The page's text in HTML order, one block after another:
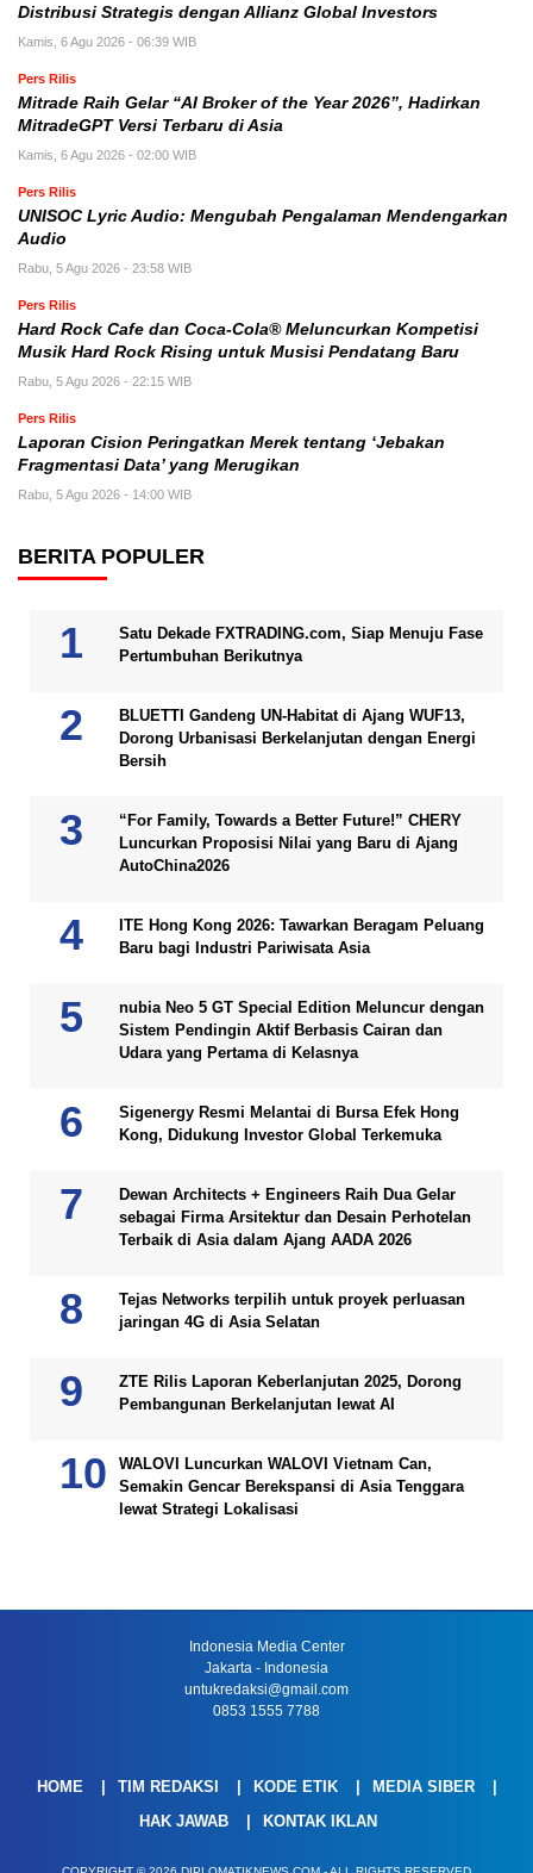
Distribusi Strategis dengan Allianz Global Investors
Kamis, 6 Agu 2026 - 06:39 WIB
Pers Rilis
Mitrade Raih Gelar “AI Broker of the Year 2026”, Hadirkan
MitradeGPT Versi Terbaru di Asia
Kamis, 6 Agu 2026 - 02:00 WIB
Pers Rilis
UNISOC Lyric Audio: Mengubah Pengalaman Mendengarkan
Audio
Rabu, 5 Agu 2026 - 23:58 WIB
Pers Rilis
Hard Rock Cafe dan Coca-Cola® Meluncurkan Kompetisi
Musik Hard Rock Rising untuk Musisi Pendatang Baru
Rabu, 5 Agu 2026 - 22:15 WIB
Pers Rilis
Laporan Cision Peringatkan Merek tentang ‘Jebakan
Fragmentasi Data’ yang Merugikan
Rabu, 5 Agu 2026 - 14:00 WIB
BERITA POPULER
Satu Dekade FXTRADING.com, Siap Menuju Fase
Pertumbuhan Berikutnya
BLUETTI Gandeng UN-Habitat di Ajang WUF13,
Dorong Urbanisasi Berkelanjutan dengan Energi
Bersih
“For Family, Towards a Better Future!” CHERY
Luncurkan Proposisi Nilai yang Baru di Ajang
AutoChina2026
ITE Hong Kong 2026: Tawarkan Beragam Peluang
Baru bagi Industri Pariwisata Asia
nubia Neo 5 GT Special Edition Meluncur dengan
Sistem Pendingin Aktif Berbasis Cairan dan
Udara yang Pertama di Kelasnya
Sigenergy Resmi Melantai di Bursa Efek Hong
Kong, Didukung Investor Global Terkemuka
Dewan Architects + Engineers Raih Dua Gelar
sebagai Firma Arsitektur dan Desain Perhotelan
Terbaik di Asia dalam Ajang AADA 2026
Tejas Networks terpilih untuk proyek perluasan
jaringan 4G di Asia Selatan
ZTE Rilis Laporan Keberlanjutan 2025, Dorong
Pembangunan Berkelanjutan lewat AI
WALOVI Luncurkan WALOVI Vietnam Can,
Semakin Gencar Berekspansi di Asia Tenggara
lewat Strategi Lokalisasi
Indonesia Media Center
Jakarta - Indonesia
untukredaksi@gmail.com
0853 1555 7788
HOME TIM REDAKSI KODE ETIK
MEDIA SIBER
HAK JAWAB
KONTAK IKLAN